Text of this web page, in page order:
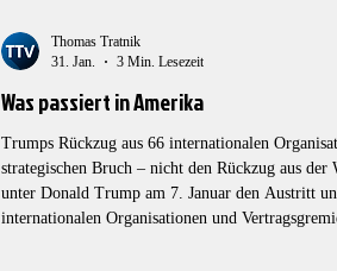
Was passiert in Amerika
Trumps Rückzug aus 66 internationalen
strategischen Bruch – nicht den Rückzug aus
unter Donald Trump am 7. Januar den Austritt
internationalen Organisationen und
Thomas Tratnik
31. Jan.
3 Min. Lesezeit